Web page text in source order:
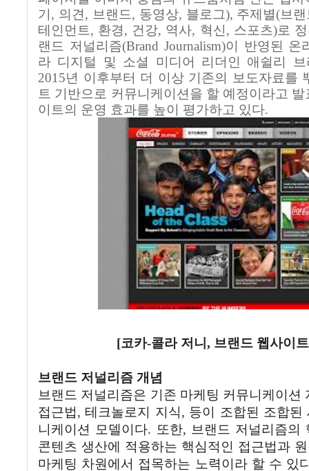
기, 의견, 브랜드, 동영상, 블로그), 주제별(브
테인먼트, 환경, 건강, 역사, 혁신, 스포츠)로
랜드 저널리즘(Brand Journalism)이 반영된 온
라 디지털 및 소셜 미디어 리더인 애쉴리 브
2015년 이후부터 더 이상 기존의 보도자료를
트 기반으로 커뮤니케이션을 할 예정이라고
이트의 운영 효과를 높이 평가하고 있다.
[코카-콜라 저니 , 브랜드 웹사이트
브랜드 저널리즘 개념
브랜드 저널리즘은 기존 마케팅 커뮤니케이션
접근법, 테크놀로지 지식, 등이 조합된 조합된
니케이션
모델이다. 또한, 브랜드 저널리즘의
콘텐츠 생산에 적용하는 핵심적인 접근법과
마케팅 차원에서 접목하는 노력이라 할 수 있